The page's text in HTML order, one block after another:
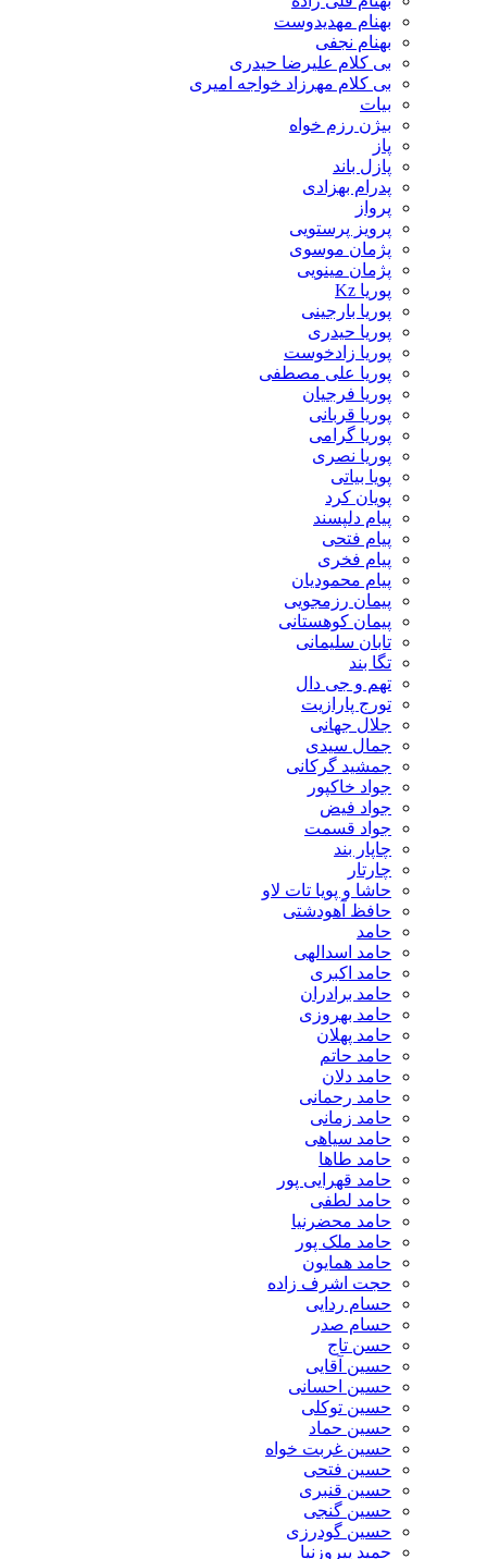
بهنام مهدیدوست
بهنام نجفی
بی کلام علیرضا حیدری
بی کلام مهرزاد خواجه امیری
بیات
بیژن رزم خواه
پاز
پازل باند
پدرام بهزادی
پرواز
پرویز پرستویی
پژمان موسوی
پژمان مینویی
پوریا Kz
پوریا بارجینی
پوریا حیدری
پوریا زادخوست
پوریا علی مصطفی
پوریا فرجیان
پوریا قربانی
پوریا گرامی
پوریا نصری
پویا بیاتی
پویان کرد
پیام دلپسند
پیام فتحی
پیام فخری
پیام محمودیان
پیمان رزمجویی
پیمان کوهستانی
تابان سلیمانی
تگا بند
تهم و جی دال
تورج پارازیت
جلال جهانی
جمال سیدی
جمشید گرکانی
جواد خاکپور
جواد فیض
جواد قسمت
چاپار بند
چارتار
حاشا و پویا تات لاو
حافظ آهودشتی
حامد
حامد اسدالهی
حامد اکبری
حامد برادران
حامد بهروزی
حامد پهلان
حامد حاتم
حامد دلان
حامد رحمانی
حامد زمانی
حامد سیاهی
حامد طاها
حامد قهرایی پور
حامد لطفی
حامد محضرنیا
حامد ملک پور
حامد همایون
حجت اشرف زاده
حسام ردایی
حسام صدر
حسن تاج
حسین آقایی
حسین احسانی
حسین توکلی
حسین حماد
حسین غربت خواه
حسین فتحی
حسین قنبری
حسین گنجی
حسین گودرزی
حمید پیروزنیا